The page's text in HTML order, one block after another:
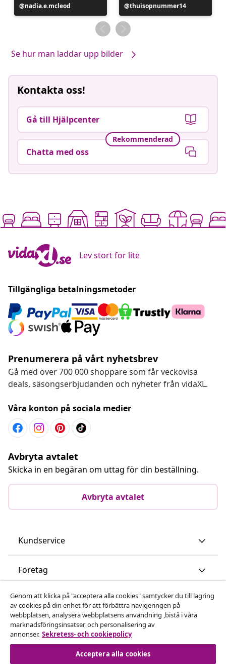
Inlägg
publicerat
nadia.e.mcleod
Inlägg
publicerat
av
thuisopnummer14
Se hur man laddar upp bilder
Kontakta oss!
Gå till Hjälpcenter
Rekommenderad
Chatta med oss
Lev stort for lite
Tillgängliga betalningsmetoder
Prenumerera på vårt nyhetsbrev
Gå med över 700 000 shoppare som får veckovisa
deals, säsongserbjudanden och nyheter från vidaXL.
Våra konton på sociala medier
Avbryta avtalet
Skicka in en begäran om uttag för din beställning.
Avbryta avtalet
Kundservice
Företag
vidaXL
Upptäck mer
Genom att klicka på "acceptera alla cookies" samtycker du till lagring
av cookies på din enhet för att förbättra navigeringen på
webbplatsen, analysera webbplatsens användning ,bistå i våra
marknadsföringsinsatser, och personalisering av
annonser. Sekretess- och cookiepolicy
Acceptera alla cookies